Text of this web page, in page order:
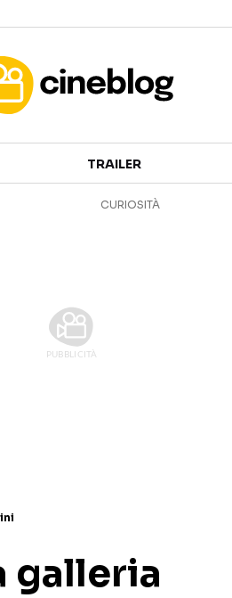
CANALI STREAMING
TRAILER
CURIOSITÀ
galleria